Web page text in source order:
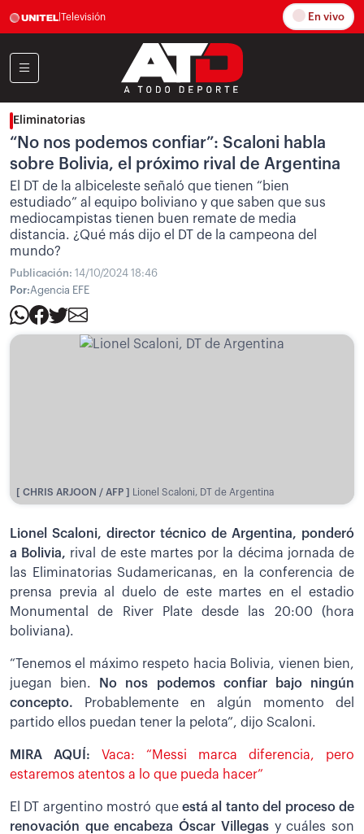
Televisión En vivo
Eliminatorias
“No nos podemos confiar”: Scaloni habla
sobre Bolivia, el próximo rival de Argentina
El DT de la albiceleste señaló que tienen “bien
estudiado” al equipo boliviano y que saben que sus
mediocampistas tienen buen remate de media
distancia. ¿Qué más dijo el DT de la campeona del
mundo?
Publicación: 14/10/2024 18:46
Por:Agencia EFE
[ CHRIS ARJOON / AFP ] Lionel Scaloni, DT de Argentina
Lionel Scaloni, director técnico de Argentina, ponderó
a Bolivia, rival de este martes por la décima jornada de
las Eliminatorias Sudamericanas, en la conferencia de
prensa previa al duelo de este martes en el estadio
Monumental de River Plate desde las 20:00 (hora
boliviana).
“Tenemos el máximo respeto hacia Bolivia, vienen bien,
juegan bien.
No nos podemos confiar bajo ningún
concepto.
Probablemente en algún momento del
partido ellos puedan tener la pelota”, dijo Scaloni.
MIRA AQUÍ: Vaca: “Messi marca diferencia, pero
estaremos atentos a lo que pueda hacer”
El DT argentino mostró que está al tanto del proceso de
renovación que encabeza Óscar Villegas y cuáles son